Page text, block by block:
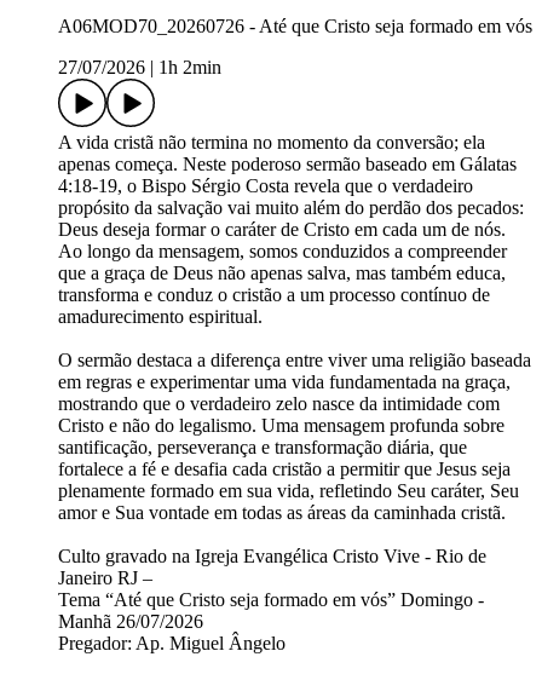
A06MOD70_20260726 - Até que Cristo seja formado em vós
27/07/2026
1h 2min
A vida cristã não termina no momento da conversão; ela
apenas começa. Neste poderoso sermão baseado em Gálatas
4:18-19, o Bispo Sérgio Costa revela que o verdadeiro
propósito da salvação vai muito além do perdão dos pecados:
Deus deseja formar o caráter de Cristo em cada um de nós.
Ao longo da mensagem, somos conduzidos a compreender
que a graça de Deus não apenas salva, mas também educa,
transforma e conduz o cristão a um processo contínuo de
amadurecimento espiritual.
O sermão destaca a diferença entre viver uma religião baseada
em regras e experimentar uma vida fundamentada na graça,
mostrando que o verdadeiro zelo nasce da intimidade com
Cristo e não do legalismo. Uma mensagem profunda sobre
santificação, perseverança e transformação diária, que
fortalece a fé e desafia cada cristão a permitir que Jesus seja
plenamente formado em sua vida, refletindo Seu caráter, Seu
amor e Sua vontade em todas as áreas da caminhada cristã.
Culto gravado na Igreja Evangélica Cristo Vive - Rio de
Janeiro RJ –
Tema “Até que Cristo seja formado em vós” Domingo -
Manhã 26/07/2026
Pregador: Ap. Miguel Ângelo